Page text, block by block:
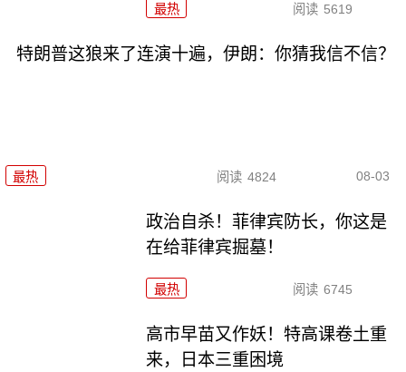
最热 阅读 5619
特朗普这狼来了连演十遍，伊朗：你猜我信不信？
最热 阅读 4824 08-03
政治自杀！菲律宾防长，你这是
在给菲律宾掘墓！
最热 阅读 6745
高市早苗又作妖！特高课卷土重
来，日本三重困境